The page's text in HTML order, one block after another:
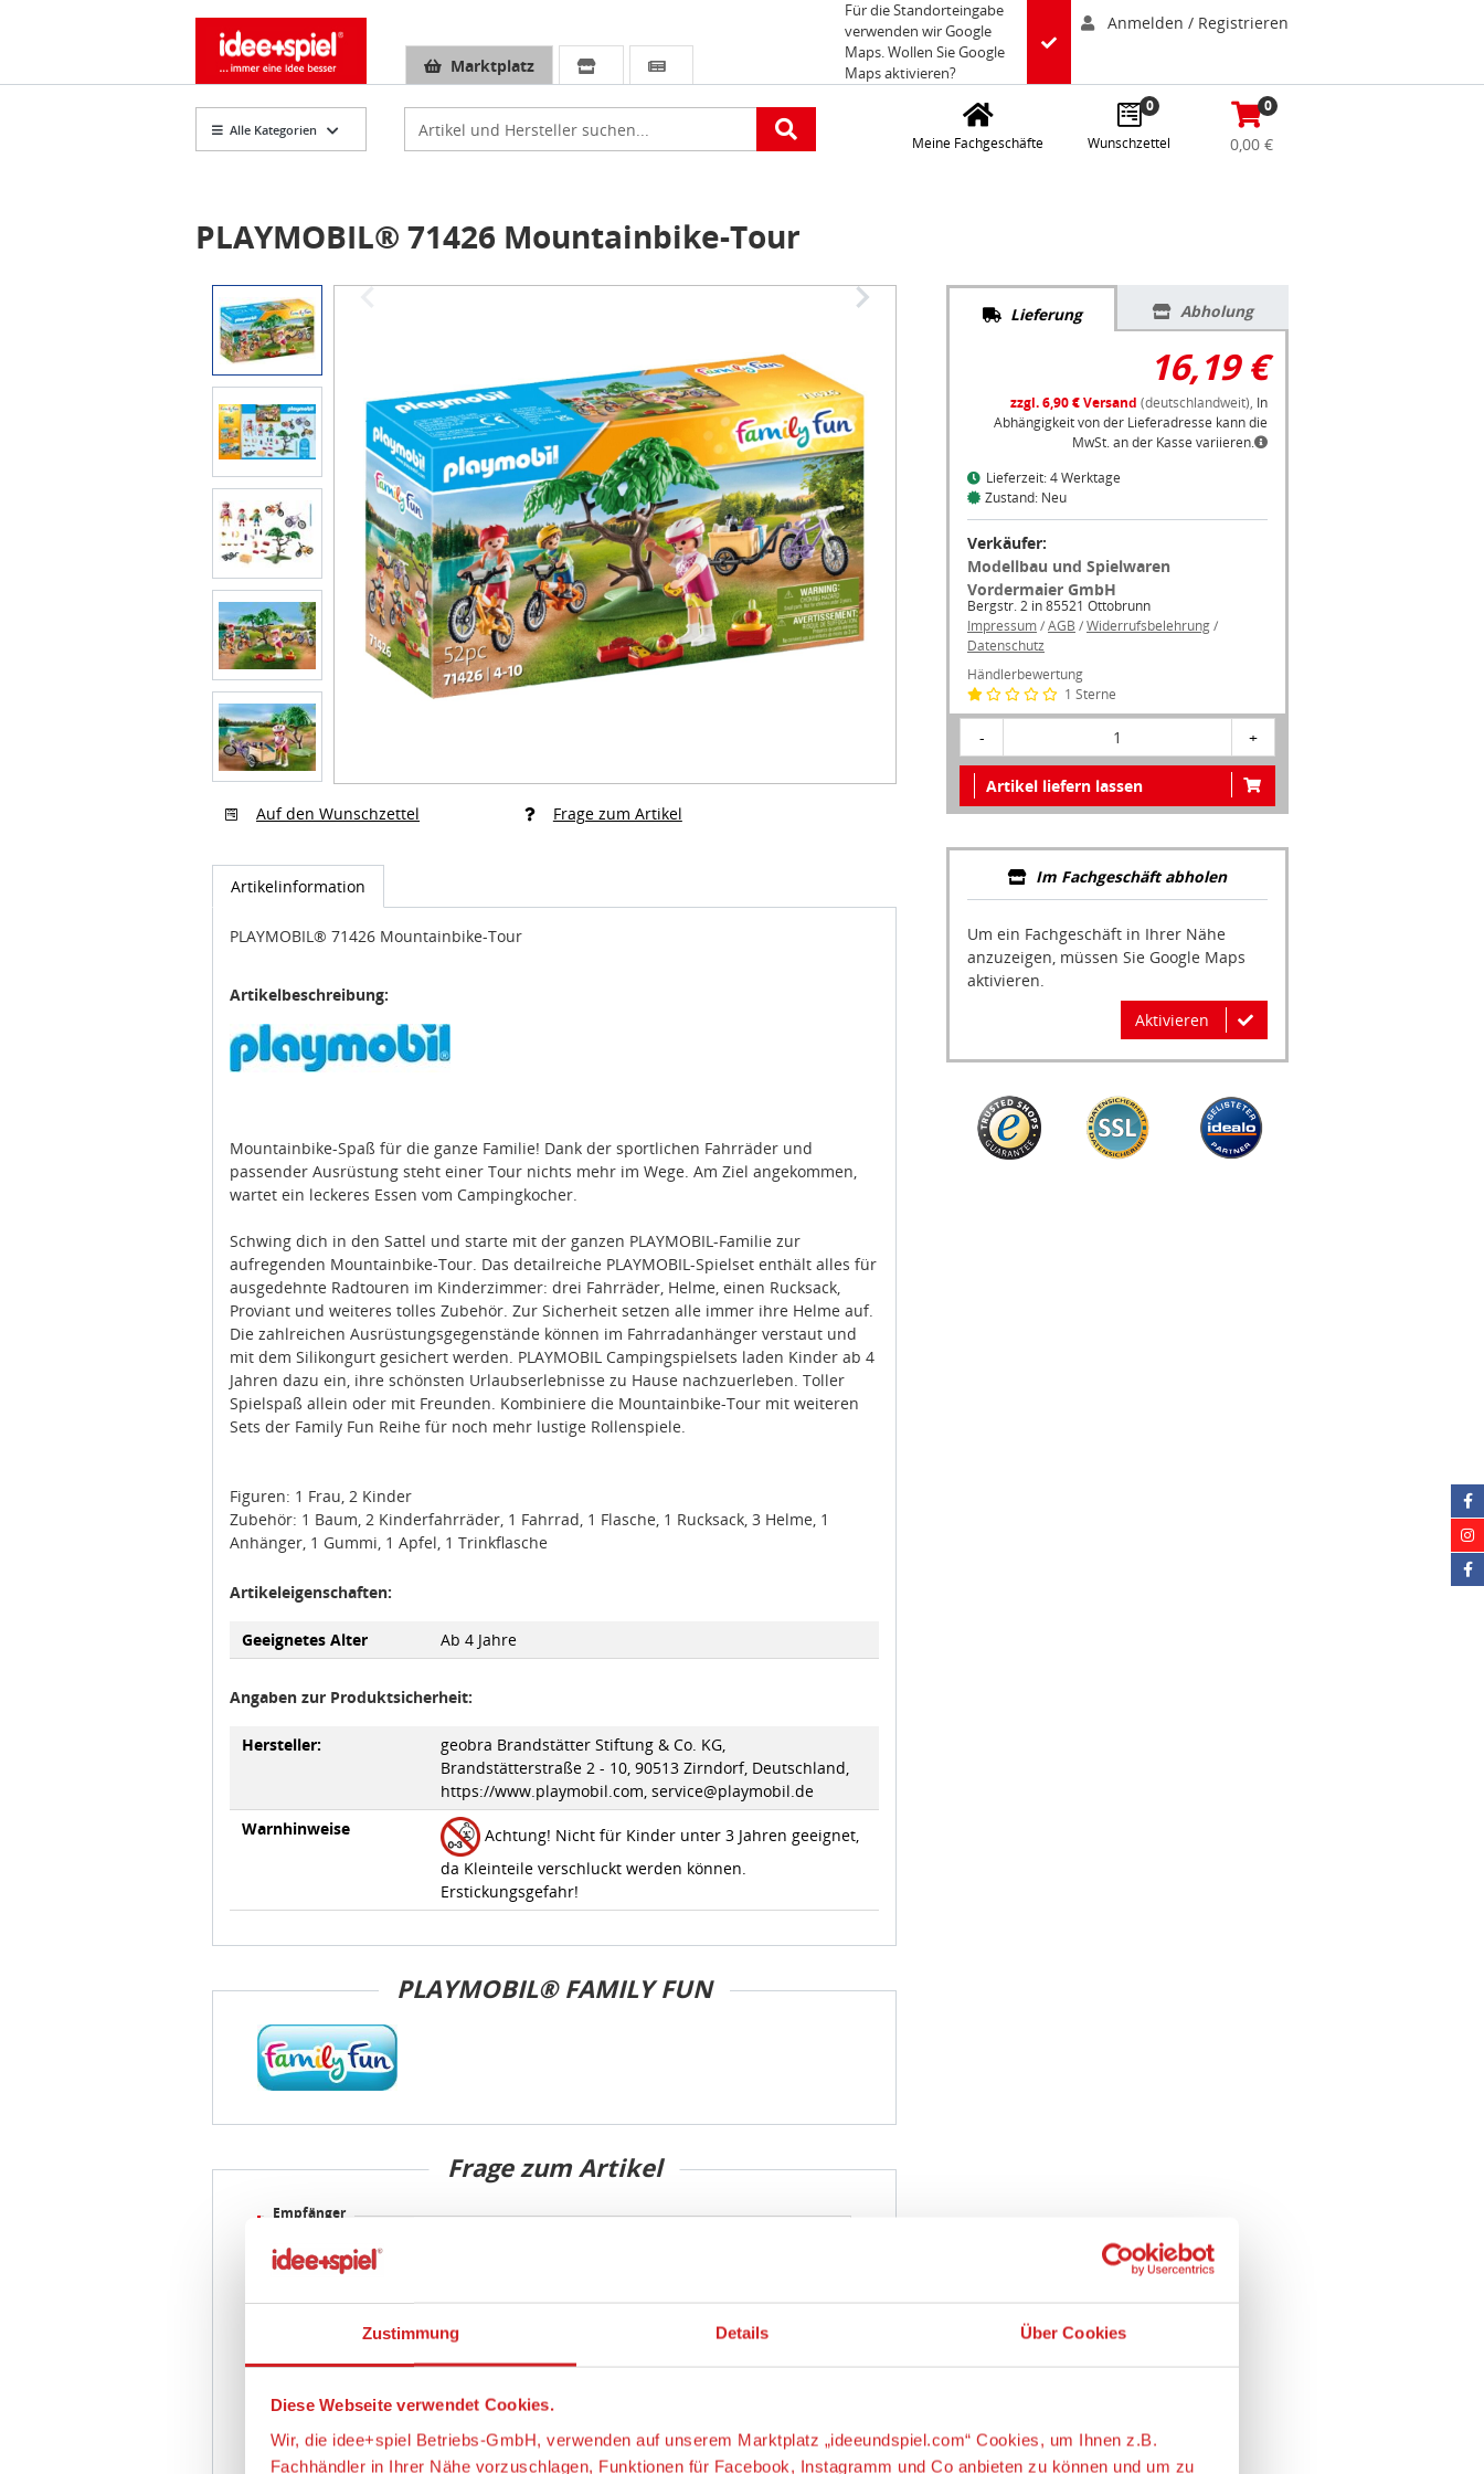
Zustimmung Details Über Cookies
Diese Webseite verwendet Cookies.
Wir, die idee+spiel Betriebs-GmbH, verwenden auf unserem Marktplatz „ideeundspiel.com“ Cookies, um Ihnen z.B.
Fachhändler in Ihrer Nähe vorzuschlagen, Funktionen für Facebook, Instagramm und Co anbieten zu können und um zu
Marktplatz
Für die Standorteingabe
verwenden wir Google
Maps. Wollen Sie Google
Maps aktivieren?
Anmelden / Registrieren
Alle Kategorien
Meine Fachgeschäfte
0
Wunschzettel
0
0,00 €
PLAYMOBIL® 71426 Mountainbike-Tour
Auf den Wunschzettel Frage zum Artikel
Artikelinformation
PLAYMOBIL® 71426 Mountainbike-Tour
Artikelbeschreibung:
Mountainbike-Spaß für die ganze Familie! Dank der sportlichen Fahrräder und
passender Ausrüstung steht einer Tour nichts mehr im Wege. Am Ziel angekommen,
wartet ein leckeres Essen vom Campingkocher.
Schwing dich in den Sattel und starte mit der ganzen PLAYMOBIL-Familie zur
aufregenden Mountainbike-Tour. Das detailreiche PLAYMOBIL-Spielset enthält alles für
ausgedehnte Radtouren im Kinderzimmer: drei Fahrräder, Helme, einen Rucksack,
Proviant und weiteres tolles Zubehör. Zur Sicherheit setzen alle immer ihre Helme auf.
Die zahlreichen Ausrüstungsgegenstände können im Fahrradanhänger verstaut und
mit dem Silikongurt gesichert werden. PLAYMOBIL Campingspielsets laden Kinder ab 4
Jahren dazu ein, ihre schönsten Urlaubserlebnisse zu Hause nachzuerleben. Toller
Spielspaß allein oder mit Freunden. Kombiniere die Mountainbike-Tour mit weiteren
Sets der Family Fun Reihe für noch mehr lustige Rollenspiele.
Figuren: 1 Frau, 2 Kinder
Zubehör: 1 Baum, 2 Kinderfahrräder, 1 Fahrrad, 1 Flasche, 1 Rucksack, 3 Helme, 1
Anhänger, 1 Gummi, 1 Apfel, 1 Trinkflasche
Artikeleigenschaften:
Geeignetes Alter Ab 4 Jahre
Angaben zur Produktsicherheit:
Hersteller:
geobra Brandstätter Stiftung & Co. KG,
Brandstätterstraße 2 - 10, 90513 Zirndorf, Deutschland,
https://www.playmobil.com, service@playmobil.de
Warnhinweise
Achtung! Nicht für Kinder unter 3 Jahren geeignet,
da Kleinteile verschluckt werden können.
Erstickungsgefahr!
PLAYMOBIL® FAMILY FUN
Frage zum Artikel
Empfänger
E-Mail Adresse
Frage
Lieferung Abholung
16,19 €
zzgl. 6,90 € Versand (deutschlandweit), In
Abhängigkeit von der Lieferadresse kann die
MwSt. an der Kasse variieren.
Lieferzeit: 4 Werktage
Zustand: Neu
Verkäufer:
Modellbau und Spielwaren
Vordermaier GmbH
Bergstr. 2 in 85521 Ottobrunn
Impressum/AGB /Widerrufsbelehrung/
Datenschutz
Händlerbewertung
1 Sterne
- 1 +
Artikel liefern lassen
Im Fachgeschäft abholen
Um ein Fachgeschäft in Ihrer Nähe
anzuzeigen, müssen Sie Google Maps
aktivieren.
Aktivieren